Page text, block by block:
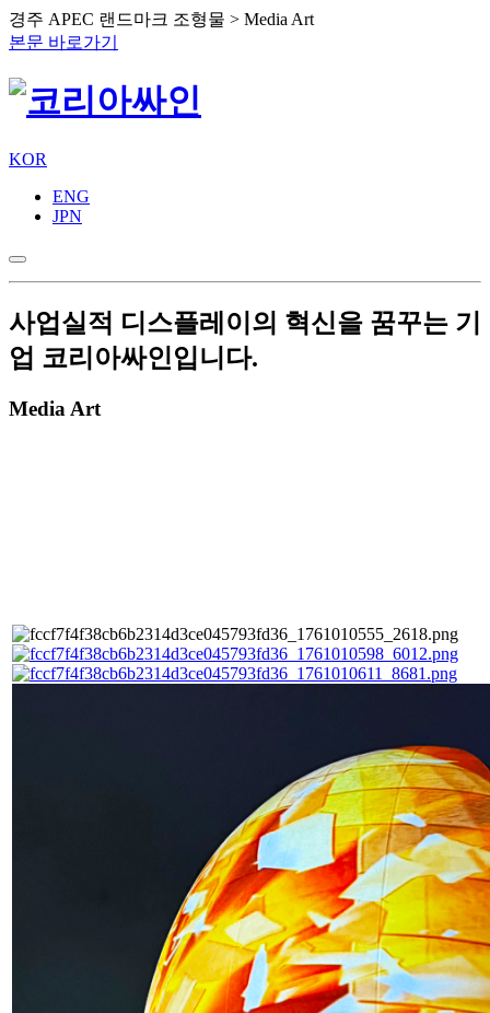
경주 APEC 랜드마크 조형물 > Media Art
본문 바로가기
KOR
ENG
JPN
사업실적 디스플레이의 혁신을 꿈꾸는 기
업 코리아싸인입니다.
Media Art